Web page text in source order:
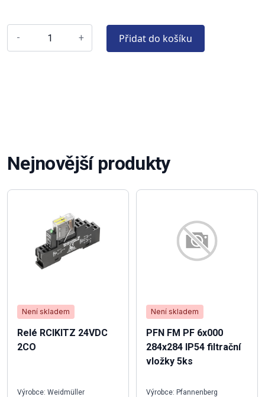
- + Přidat do košíku
Nejnovější produkty
Není skladem
Relé RCIKITZ 24VDC
2CO
Výrobce: Weidmüller
Není skladem
PFN FM PF 6x000
284x284 IP54 filtrační
vložky 5ks
Výrobce: Pfannenberg